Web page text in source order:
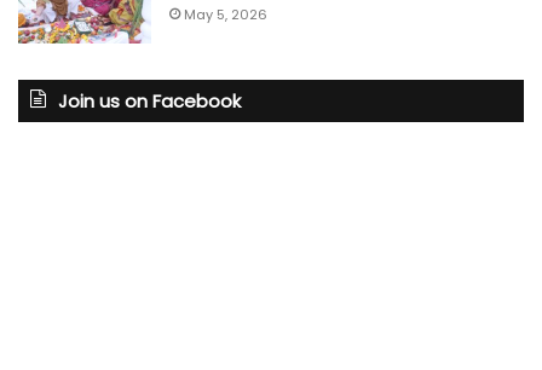
May 5, 2026
Join us on Facebook